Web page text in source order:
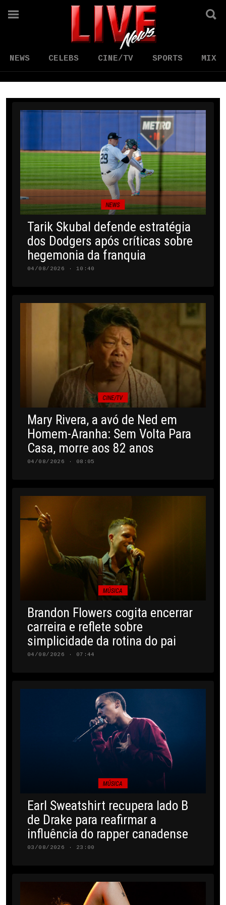
NEWS CELEBS CINE/TV SPORTS MIX
NEWS
Tarik Skubal defende estratégia
dos Dodgers após críticas sobre
hegemonia da franquia
04/08/2026 · 10:40
CINE/TV
Mary Rivera, a avó de Ned em
Homem-Aranha: Sem Volta Para
Casa, morre aos 82 anos
04/08/2026 · 08:05
MÚSICA
Brandon Flowers cogita encerrar
carreira e reflete sobre
simplicidade da rotina do pai
04/08/2026 · 07:44
MÚSICA
Earl Sweatshirt recupera lado B
de Drake para reafirmar a
influência do rapper canadense
03/08/2026 · 23:00